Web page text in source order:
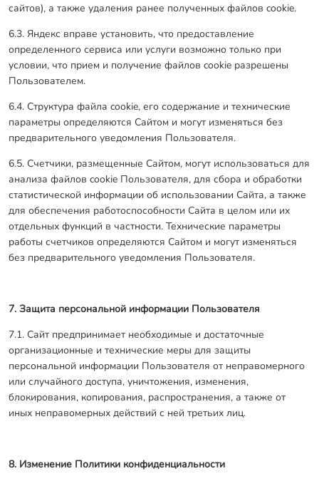
сайтов), а также удаления ранее полученных файлов cookie.
6.3. Яндекс вправе установить, что предоставление
определенного сервиса или услуги возможно только при
условии, что прием и получение файлов cookie разрешены
Пользователем.
6.4. Структура файла cookie, его содержание и технические
параметры определяются Сайтом и могут изменяться без
предварительного уведомления Пользователя.
6.5. Счетчики, размещенные Сайтом, могут использоваться для
анализа файлов cookie Пользователя, для сбора и обработки
статистической информации об использовании Сайта, а также
для обеспечения работоспособности Сайта в целом или их
отдельных функций в частности. Технические параметры
работы счетчиков определяются Сайтом и могут изменяться
без предварительного уведомления Пользователя.
7. Защита персональной информации Пользователя
7.1. Сайт предпринимает необходимые и достаточные
организационные и технические меры для защиты
персональной информации Пользователя от неправомерного
или случайного доступа, уничтожения, изменения,
блокирования, копирования, распространения, а также от
иных неправомерных действий с ней третьих лиц.
8. Изменение Политики конфиденциальности